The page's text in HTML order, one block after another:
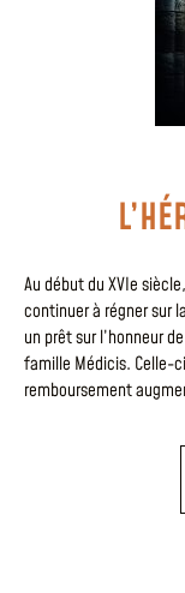
Au début du XVIe
continuer à régner sur
un prêt sur l’honneur
famille Médicis. Celle-
remboursement